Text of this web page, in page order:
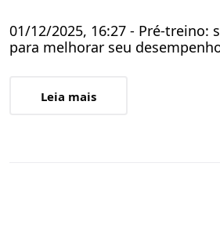
01/12/2025, 16:27 - Pré-treino:
para melhorar seu
Leia mais